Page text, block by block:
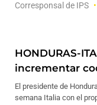
Corresponsal de IPS
HONDURAS-
incrementar
El presidente de
semana Italia con el